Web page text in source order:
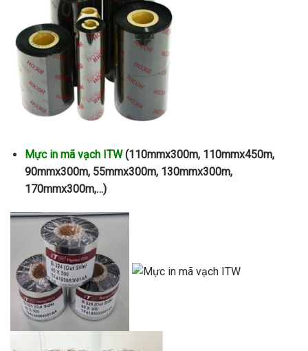
Mực in mã vạch ITW(110mmx300m, 110mmx450m,
90mmx300m, 55mmx300m, 130mmx300m,
170mmx300m,…)